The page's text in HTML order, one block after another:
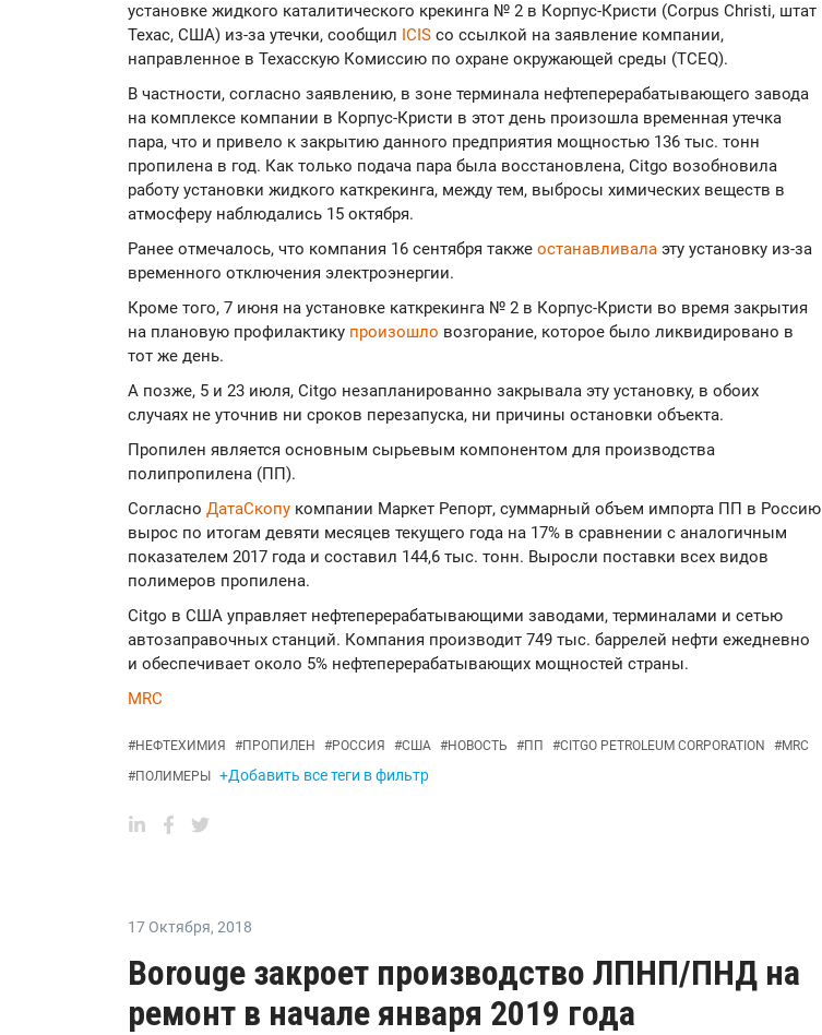
установке жидкого каталитического крекинга № 2 в Корпус-Кристи (Corpus Christi, штат
Техас, США) из-за утечки, сообщил ICIS со ссылкой на заявление компании,
направленное в Техасскую Комиссию по охране окружающей среды (TCEQ).
В частности, согласно заявлению, в зоне терминала нефтеперерабатывающего завода
на комплексе компании в Корпус-Кристи в этот день произошла временная утечка
пара, что и привело к закрытию данного предприятия мощностью 136 тыс. тонн
пропилена в год. Как только подача пара была восстановлена, Citgo возобновила
работу установки жидкого каткрекинга, между тем, выбросы химических веществ в
атмосферу наблюдались 15 октября.
Ранее отмечалось, что компания 16 сентября также останавливала эту установку из-за
временного отключения электроэнергии.
Кроме того, 7 июня на установке каткрекинга № 2 в Корпус-Кристи во время закрытия
на плановую профилактику произошло возгорание, которое было ликвидировано в
тот же день.
А позже, 5 и 23 июля, Citgo незапланированно закрывала эту установку, в обоих
случаях не уточнив ни сроков перезапуска, ни причины остановки объекта.
Пропилен является основным сырьевым компонентом для производства
полипропилена (ПП).
Согласно ДатаСкопу компании Маркет Репорт, суммарный объем импорта ПП в Россию
вырос по итогам девяти месяцев текущего года на 17% в сравнении с аналогичным
показателем 2017 года и составил 144,6 тыс. тонн. Выросли поставки всех видов
полимеров пропилена.
Citgo в США управляет нефтеперерабатывающими заводами, терминалами и сетью
автозаправочных станций. Компания производит 749 тыс. баррелей нефти ежедневно
и обеспечивает около 5% нефтеперерабатывающих мощностей страны.
MRC
#НЕФТЕХИМИЯ #ПРОПИЛЕН #РОССИЯ #США #НОВОСТЬ #ПП #CITGO PETROLEUM CORPORATION #MRC
#ПОЛИМЕРЫ +Добавить все теги в фильтр
17 Октября, 2018
Borouge закроет производство ЛПНП/ПНД на
ремонт в начале января 2019 года